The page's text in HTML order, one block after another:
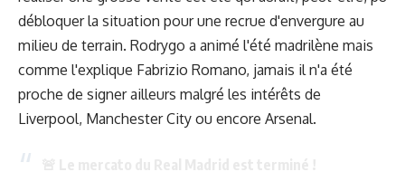
débloquer la situation pour une recrue d'envergure au
milieu de terrain. Rodrygo a animé l'été madrilène mais
comme l'explique Fabrizio Romano, jamais il n'a été
proche de signer ailleurs malgré les intérêts de
Liverpool, Manchester City ou encore Arsenal.